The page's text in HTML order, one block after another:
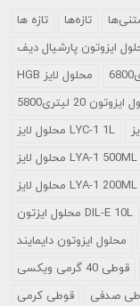
تازه ها تازه‌ها
ايزوتون پارشيال ديف
HGB محلول لایز
20 لیتری5800
محلول لایز LYC-1 1L
محلول لایز LYA-1 500ML
محلول لایز LYA-1 200ML
محلول ایزتون DIL-E 10L
محلول ایزوتون دایمایند
قوطی 40 گرمی ویکسی
قوطی کرمی
صدفی